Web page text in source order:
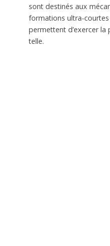
sont destinés aux
formations ultra-
permettent d’exercer
telle.